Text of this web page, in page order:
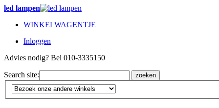
led lampen
WINKELWAGENTJE
Inloggen
Advies nodig? Bel 010-3335150
Search site: zoeken